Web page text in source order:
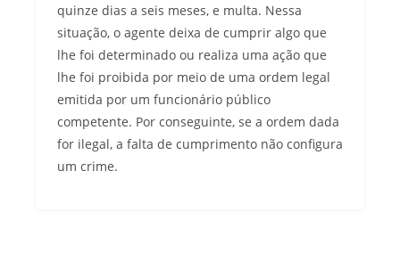
quinze dias a seis meses, e multa. Nessa
situação, o agente deixa de cumprir algo que
lhe foi determinado ou realiza uma ação que
lhe foi proibida por meio de uma ordem legal
emitida por um funcionário público
competente. Por conseguinte, se a ordem dada
for ilegal, a falta de cumprimento não configura
um crime.